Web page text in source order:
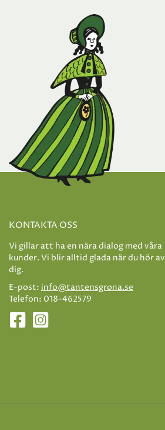
KONTAKTA OSS
Vi gillar att ha en nära dialog med våra
kunder. Vi blir alltid glada när du hör av
dig.
E-post: info@tantensgrona.se
Telefon: 018-462579